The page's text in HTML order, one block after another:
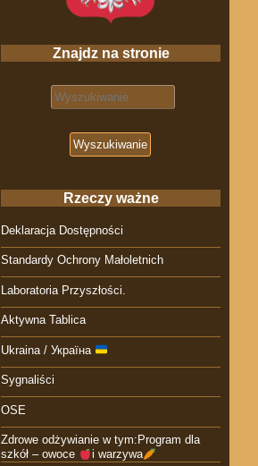
Znajdz na stronie
Search for:
Rzeczy ważne
Deklaracja Dostępności
Standardy Ochrony Małoletnich
Laboratoria Przyszłości.
Aktywna Tablica
Ukraina / Україна
Sygnaliści
OSE
Zdrowe odżywianie w tym:Program dla
szkół – owoce
i warzywa